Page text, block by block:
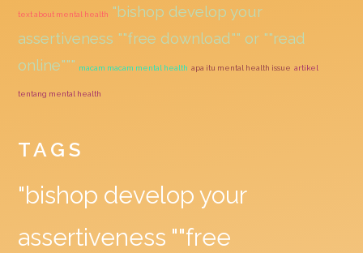
text about mental health
"bishop develop your
assertiveness ""free download"" or ""read
online""" macam macam mental health apa itu mental health issue artikel
tentang mental health
TAGS
"bishop develop your
assertiveness ""free